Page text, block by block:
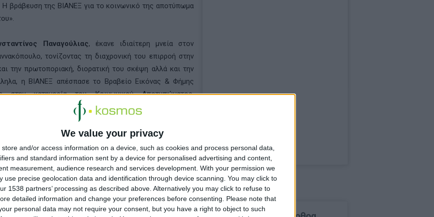
We value your privacy
store and/or access information on a device, such as cookies and process personal data,
and standard information sent by a device for personalised advertising and content,
measurement, audience research and services development. With your permission we
use precise geolocation data and identification through device scanning. You may click to
1538 partners’ processing as described above. Alternatively you may click to refuse to
detailed information and change your preferences before consenting.
Please note that
personal data may not require your consent, but you have a right to object to such
Η βράβευση της ΒΙΑΝΕΞ για το κοινωνικό της αποτύπωμα
Παναγούλιας, έκανε ιδιαίτερη μνεία στον
τονίζοντας τη διαχρονική του επιρροή στην
την πρωτοποριακή, διορατική του σκέψη αλλά και την
η ΒΙΑΝΕΞ απέσπασε το Βραβείο Εικόνας & Φήμης
στην κατηγορία του Κοινωνικού Αποτυπώματος,
εταιρείας για ποιότητα και προσφορά στο κοινωνικό
συμμετείχε σε μια ιδιαίτερα ενδιαφέρουσα
από την Καινοτομία, τις Επενδύσεις και την ΕΚΕ». Στην
χαρτοφυλάκιοπροϊόντων του Ομίλου, το
την ιατρική και φαρμακευτική κοινότητα όσο και με το
ΜΗΣΥΦΑ. Επιπλέον, επισήμανε τον σημαντικό όγκο
ή διακινούνται από τον Όμιλο, φτάνοντας το 15%